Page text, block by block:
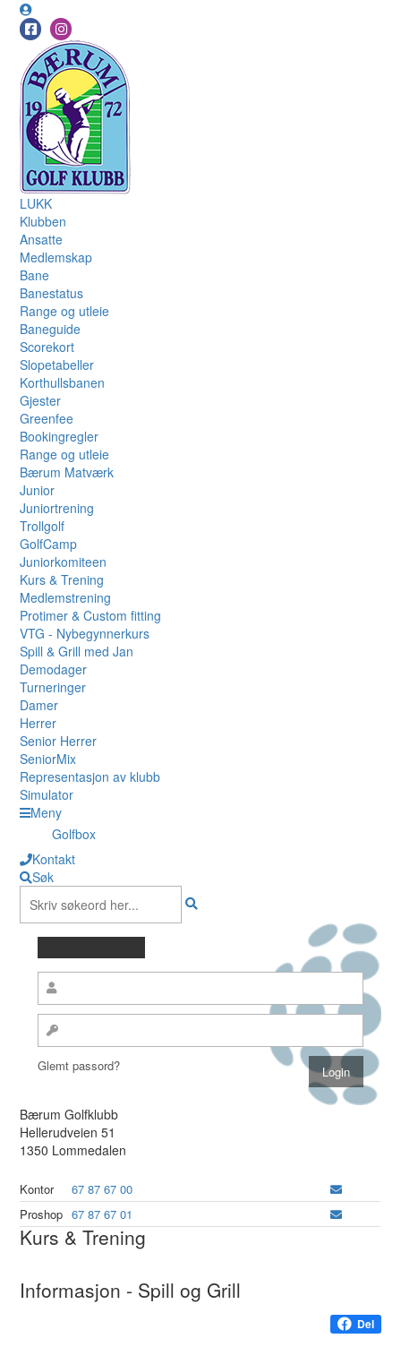
LUKK
Klubben
Ansatte
Medlemskap
Bane
Banestatus
Range og utleie
Baneguide
Scorekort
Slopetabeller
Korthullsbanen
Gjester
Greenfee
Bookingregler
Range og utleie
Bærum Matværk
Junior
Juniortrening
Trollgolf
GolfCamp
Juniorkomiteen
Kurs & Trening
Medlemstrening
Protimer & Custom fitting
VTG - Nybegynnerkurs
Spill & Grill med Jan
Demodager
Turneringer
Damer
Herrer
Senior Herrer
SeniorMix
Representasjon av klubb
Simulator
Meny
Golfbox
Kontakt
Søk
Glemt passord?
Bærum Golfklubb
Hellerudveien 51
1350 Lommedalen
Kontor
67 87 67 00
Proshop 67 87 67 01
Kurs & Trening
Informasjon - Spill og Grill
Del